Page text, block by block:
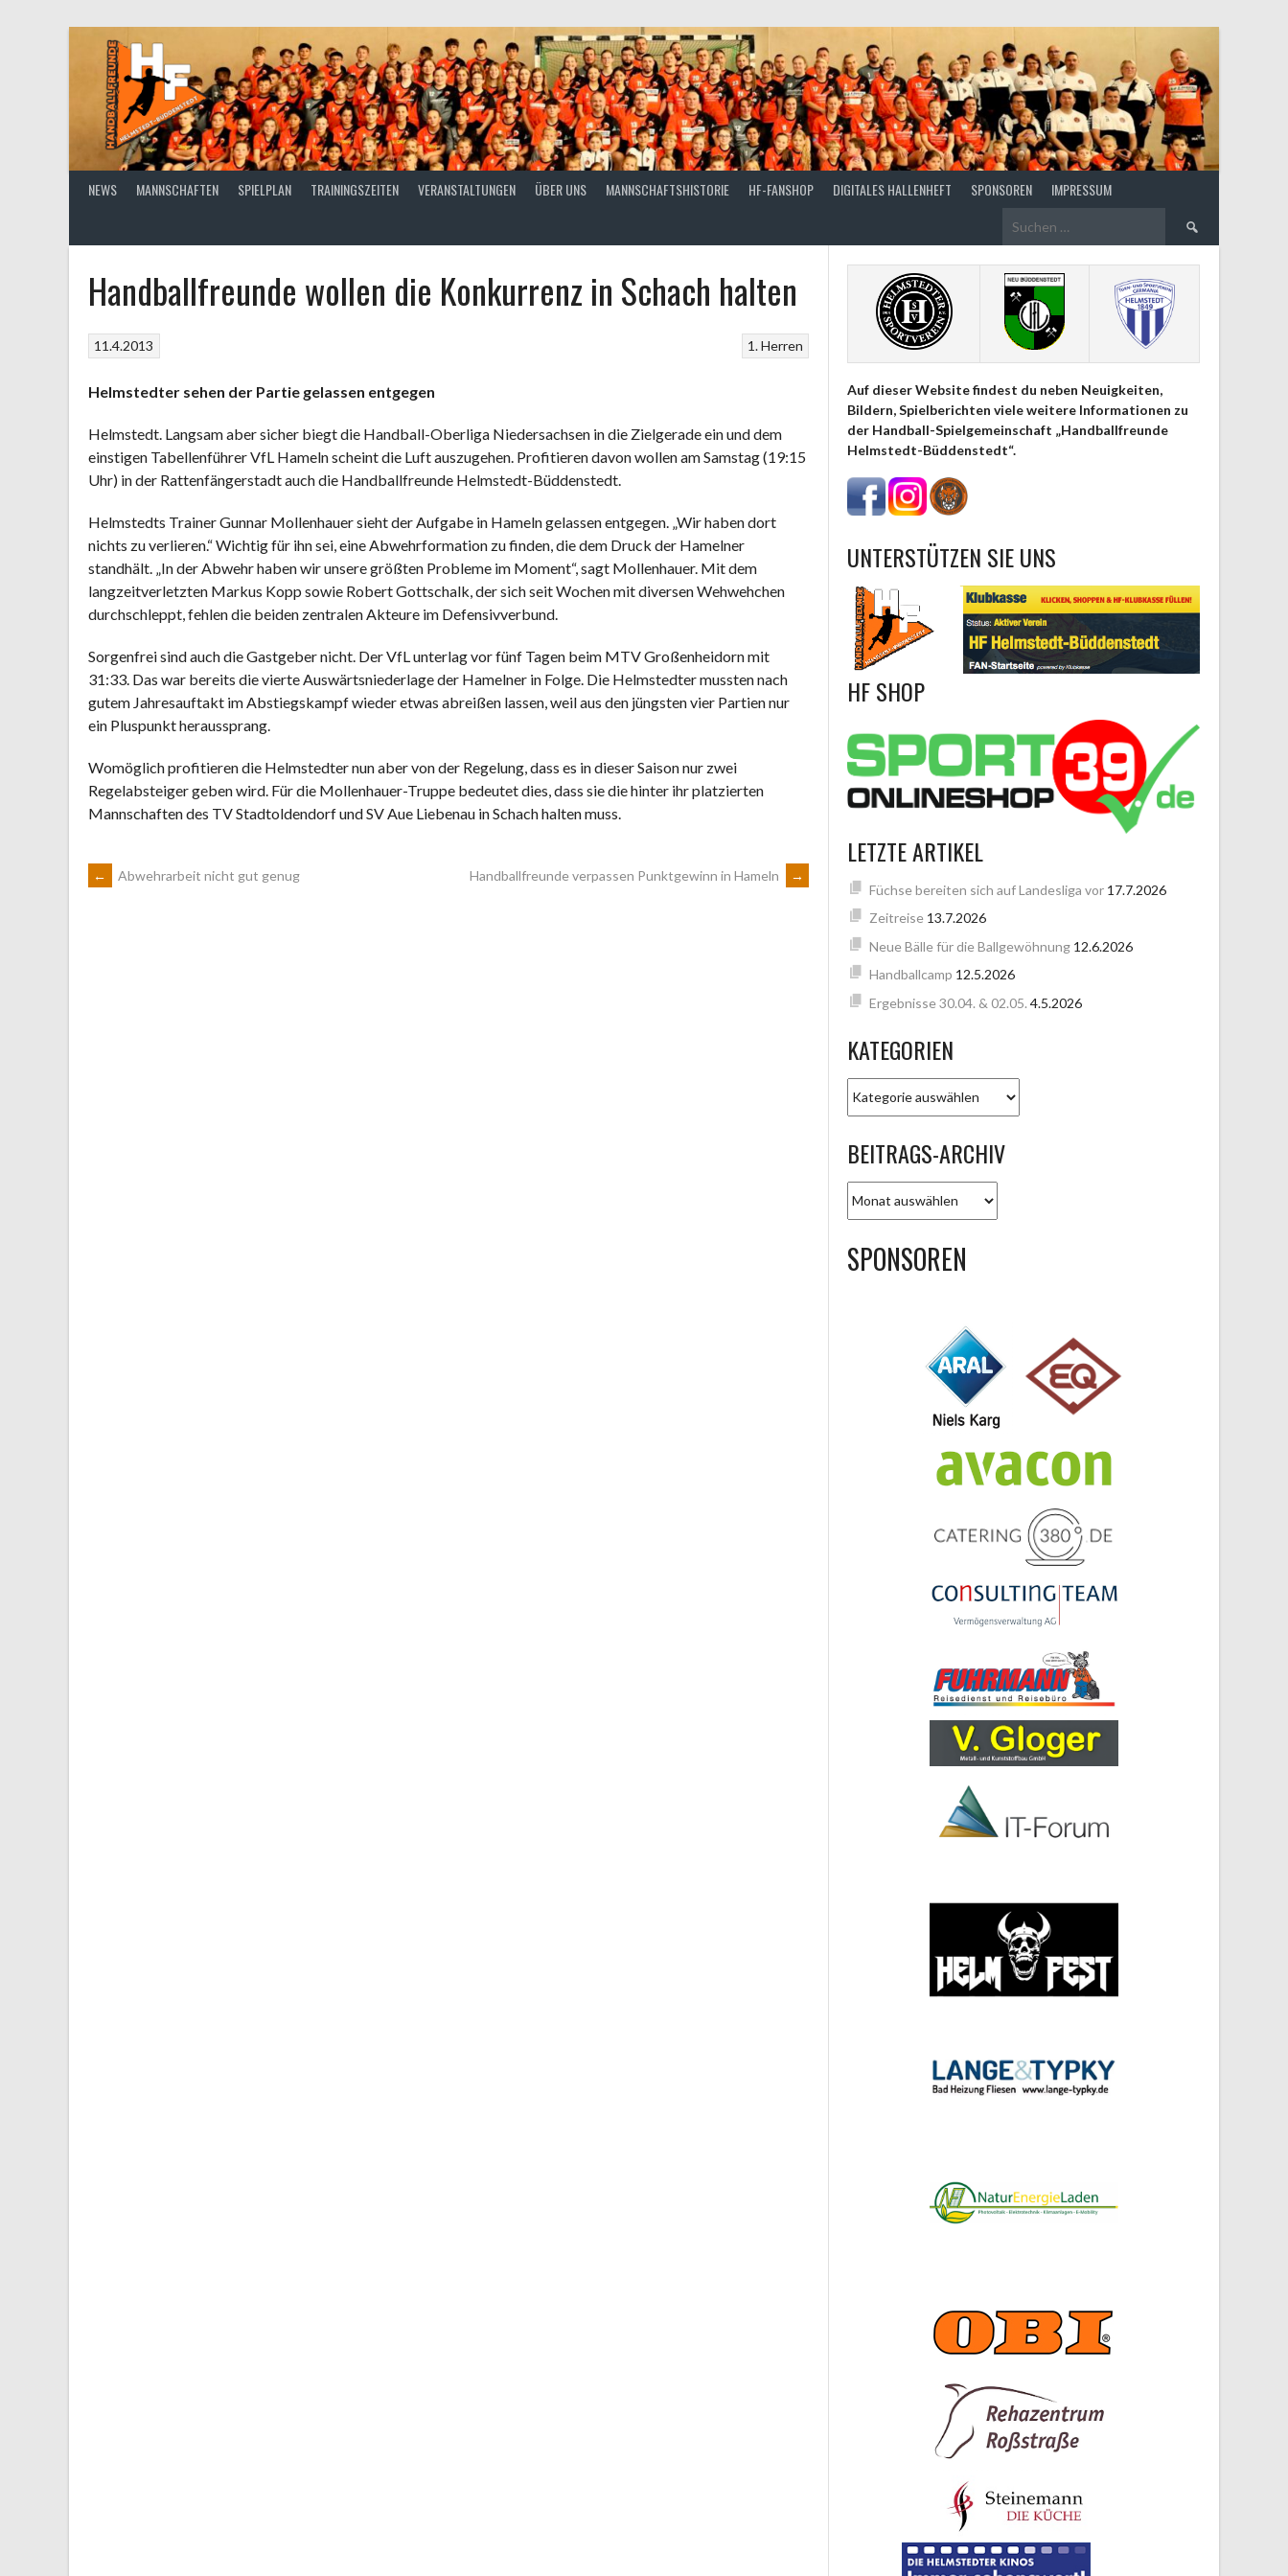
NEWS MANNSCHAFTEN SPIELPLAN TRAININGSZEITEN VERANSTALTUNGEN ÜBER UNS MANNSCHAFTSHISTORIE HF-FANSHOP DIGITALES HALLENHEFT SPONSOREN IMPRESSUM
Suchen
Handballfreunde wollen die Konkurrenz in Schach halten
1. Herren
11.4.2013
Helmstedter sehen der Partie gelassen entgegen
Helmstedt. Langsam aber sicher biegt die Handball-Oberliga Niedersachsen in die Zielgerade ein und dem
einstigen Tabellenführer VfL Hameln scheint die Luft auszugehen. Profitieren davon wollen am Samstag (19:15
Uhr) in der Rattenfängerstadt auch die Handballfreunde Helmstedt-Büddenstedt.
Helmstedts Trainer Gunnar Mollenhauer sieht der Aufgabe in Hameln gelassen entgegen. „Wir haben dort
nichts zu verlieren.“ Wichtig für ihn sei, eine Abwehrformation zu finden, die dem Druck der Hamelner
standhält. „In der Abwehr haben wir unsere größten Probleme im Moment“, sagt Mollenhauer. Mit dem
langzeitverletzten Markus Kopp sowie Robert Gottschalk, der sich seit Wochen mit diversen Wehwehchen
durchschleppt, fehlen die beiden zentralen Akteure im Defensivverbund.
Sorgenfrei sind auch die Gastgeber nicht. Der VfL unterlag vor fünf Tagen beim MTV Großenheidorn mit
31:33. Das war bereits die vierte Auswärtsniederlage der Hamelner in Folge. Die Helmstedter mussten nach
gutem Jahresauftakt im Abstiegskampf wieder etwas abreißen lassen, weil aus den jüngsten vier Partien nur
ein Pluspunkt heraussprang.
Womöglich profitieren die Helmstedter nun aber von der Regelung, dass es in dieser Saison nur zwei
Regelabsteiger geben wird. Für die Mollenhauer-Truppe bedeutet dies, dass sie die hinter ihr platzierten
Mannschaften des TV Stadtoldendorf und SV Aue Liebenau in Schach halten muss.
ARTIKEL-
← Abwehrarbeit nicht gut genug Handballfreunde verpassen Punktgewinn in Hameln →
Auf dieser Website findest du neben Neuigkeiten,
Bildern, Spielberichten viele weitere Informationen zu
der Handball-Spielgemeinschaft „Handballfreunde
Helmstedt-Büddenstedt“.
UNTERSTÜTZEN SIE UNS
HF SHOP
LETZTE ARTIKEL
Füchse bereiten sich auf Landesliga vor 17.7.2026
Zeitreise 13.7.2026
Neue Bälle für die Ballgewöhnung 12.6.2026
Handballcamp 12.5.2026
Ergebnisse 30.04. & 02.05. 4.5.2026
KATEGORIEN
BEITRAGS-ARCHIV
ARCHIV
SPONSOREN